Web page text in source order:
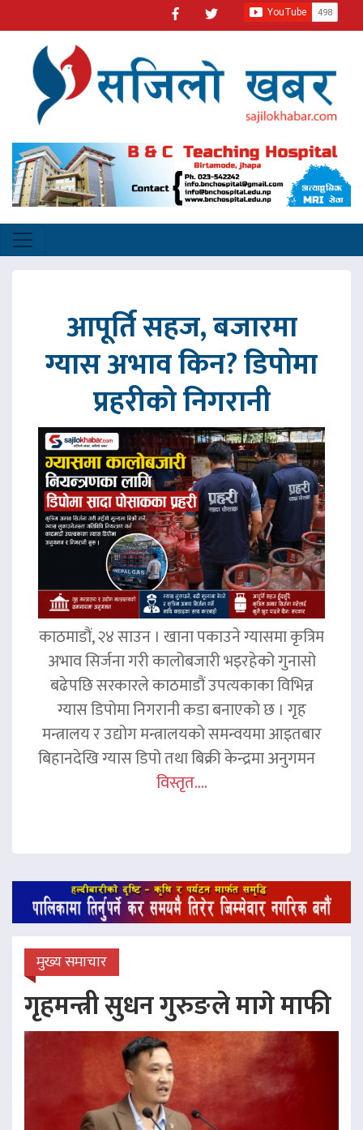
आपूर्ति सहज, बजारमा
ग्यास अभाव किन? डिपोमा
प्रहरीको निगरानी
काठमाडौं, २४ साउन । खाना पकाउने ग्यासमा कृत्रिम
अभाव सिर्जना गरी कालोबजारी भइरहेको गुनासो
बढेपछि सरकारले काठमाडौं उपत्यकाका विभिन्न
ग्यास डिपोमा निगरानी कडा बनाएको छ । गृह
मन्त्रालय र उद्योग मन्त्रालयको समन्वयमा आइतबार
बिहानदेखि ग्यास डिपो तथा बिक्री केन्द्रमा अनुगमन
विस्तृत....
मुख्य समाचार
गृहमन्त्री सुधन गुरुङले मागे माफी